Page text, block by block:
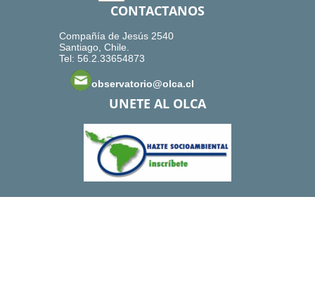
CONTACTANOS
Compañía de Jesús 2540
Santiago, Chile.
Tel: 56.2.33654873
observatorio@olca.cl
UNETE AL OLCA